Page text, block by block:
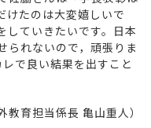
けたのは大変嬉しいで
していきたいです。日本
られないので，頑張りま
で良い結果を出すこと
教育担当係長 亀山重人）